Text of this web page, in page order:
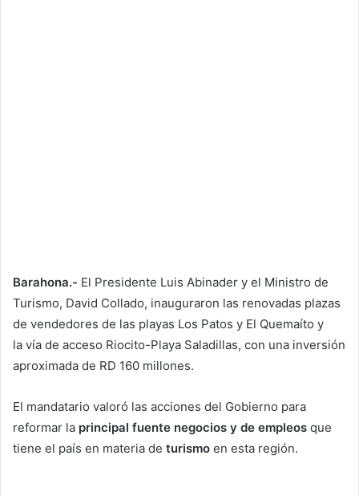
Barahona.- El Presidente Luis Abinader y el Ministro de
Turismo, David Collado, inauguraron las renovadas plazas
de vendedores de las playas Los Patos y El Quemaíto y
la vía de acceso Riocito-Playa Saladillas, con una inversión
aproximada de RD 160 millones.
El mandatario valoró las acciones del Gobierno para
reformar la principal fuente negocios y de empleos que
tiene el país en materia de turismo en esta región.